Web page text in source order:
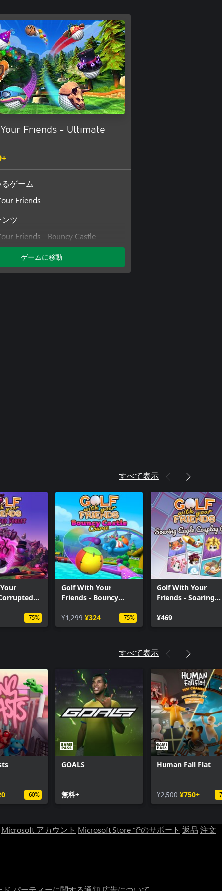
Friends - Ultimate
ゲーム
Friends
ンツ
Friends - Bouncy Castle
Friends - Corrupted Forest
ゲームに移動
すべて表示
-75%
Golf With Your
Friends - Bouncy
¥1,299 ¥324 -75%
Golf With Your
Friends - Soaring
¥469
すべて表示
-60%
GOALS
無料+
Human Fall Flat
¥2,500 ¥750+ -
Microsoft アカウント Microsoft Store でのサポート 返品 注文